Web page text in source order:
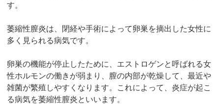
す。
萎縮性膣炎は、閉経や手術によって卵巣を摘出した女性に
多く見られる病気です。
卵巣の機能が停止したために、エストロゲンと呼ばれる女
性ホルモンの働きが弱まり、膣の内部が乾燥して、最近や
雑菌が繁殖しやすくなります。これによって、炎症が起こ
る病気を萎縮性膣炎といいます。